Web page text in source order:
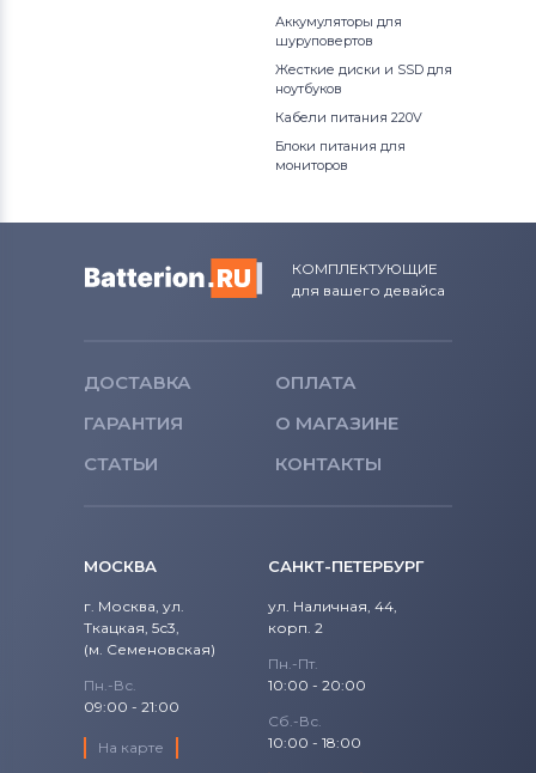
Блоки питания для мониторов
Блоки питания для мониторов
Блоки питания для мониторов
Блоки питания для мониторов
Siemens
Link
Аккумуляторы для
шуруповертов
Жесткие диски и SSD для
ноутбуков
Кабели питания 220V
Блоки питания для
мониторов
КОМПЛЕКТУЮЩИЕ
для вашего девайса
ДОСТАВКА
ОПЛАТА
ГАРАНТИЯ
О МАГАЗИНЕ
СТАТЬИ
КОНТАКТЫ
МОСКВА
г. Москва, ул.
Ткацкая, 5с3,
(м. Семеновская)
Пн.-Вс.
09:00 - 21:00
На карте
САНКТ-ПЕТЕРБУРГ
ул. Наличная, 44,
корп. 2
Пн.-Пт.
10:00 - 20:00
Сб.-Вс.
10:00 - 18:00